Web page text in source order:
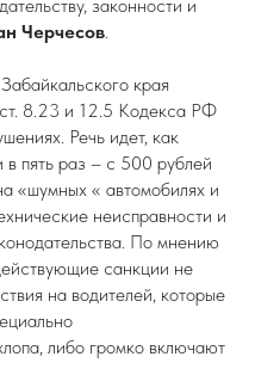
законности и
Черчесов.
края
ст. 8.23 и 12.5 Кодекса РФ
Речь идет, как
в пять раз – с 500 рублей
«шумных « автомобилях и
неисправности и
По мнению
санкции не
на водителей, которые
либо громко включают